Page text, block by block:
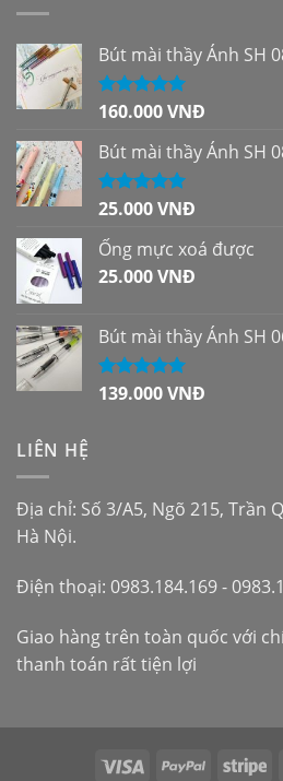
Bút mài thầy Ánh SH
Được xếp
sao
160.000VNĐ
Bút mài thầy Ánh SH
Được xếp
sao
25.000VNĐ
Ống mực xoá được
25.000VNĐ
Bút mài thầy Ánh SH
Được xếp
139.000VNĐ
LIÊN HỆ
Địa chỉ: Số 3/A5, Ngõ 215, Trần
Hà Nội.
Điện thoại: 0983.184.169 -
Giao hàng trên toàn quốc với
thanh toán rất tiện lợi